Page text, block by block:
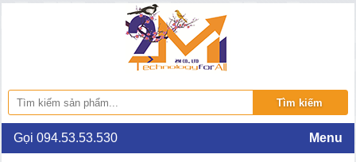
Gọi 094.53.53.530 Menu